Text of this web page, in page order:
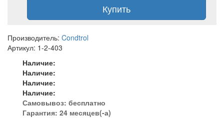
Купить
Производитель: Condtrol
Артикул: 1-2-403
Наличие:
Наличие:
Наличие:
Наличие:
Самовывоз: бесплатно
Гарантия: 24 месяцев(-а)